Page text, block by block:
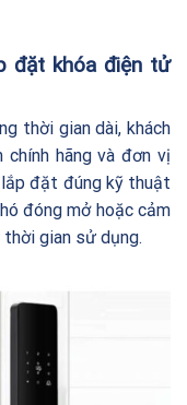
đặt khóa điện tử
thời gian dài, khách
hãng và đơn vị
đặt đúng kỹ thuật
đóng mở hoặc cảm
gian sử dụng.